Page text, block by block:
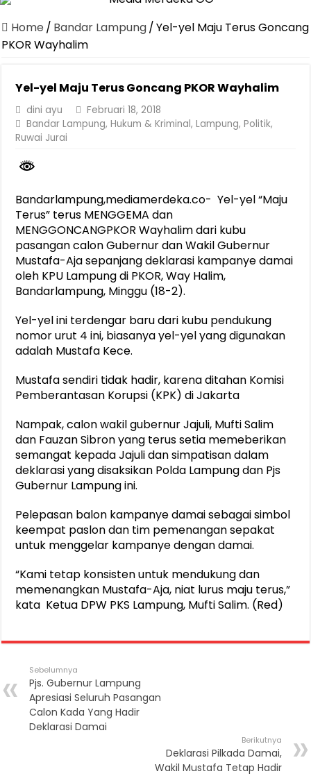
Canangkan Desa TAPIS dan Luncurkan Sekolah Lansia di
Pemprov Lampung Berhasil Kendalikan Inflasi, Jadi Provinsi
Dirut Jasa Raharja Dampingi Wamenhub Tinjau Penanganan
Pastikan Pelayanan Maksimal, Direksi Jasa Raharja Tinjau Korban
Dirut Jasa Raharja Dampingi Wamenhub Tinjau Penanganan
Jasa Raharja Jamin Seluruh Korban Kebakaran KM Mutiara
Purnama Wulan Sari Mirza Buka SiSeSa Roadshow Lampung
Home / Bandar Lampung/Yel-yel Maju Terus Goncang
PKOR Wayhalim
Yel-yel Maju Terus Goncang PKOR Wayhalim
dini ayu
Februari 18, 2018
Bandar Lampung,Hukum & Kriminal,Lampung,Politik,
Ruwai Jurai
Bandarlampung,mediamerdeka.co- Yel-yel “Maju
Terus” terus MENGGEMA dan
MENGGONCANGPKOR Wayhalim dari kubu
pasangan calon Gubernur dan Wakil Gubernur
Mustafa-Aja sepanjang deklarasi kampanye damai
oleh KPU Lampung di PKOR, Way Halim,
Bandarlampung, Minggu (18-2).
Yel-yel ini terdengar baru dari kubu pendukung
nomor urut 4 ini, biasanya yel-yel yang digunakan
adalah Mustafa Kece.
Mustafa sendiri tidak hadir, karena ditahan Komisi
Pemberantasan Korupsi (KPK) di Jakarta
Nampak, calon wakil gubernur Jajuli, Mufti Salim
dan Fauzan Sibron yang terus setia memeberikan
semangat kepada Jajuli dan simpatisan dalam
deklarasi yang disaksikan Polda Lampung dan Pjs
Gubernur Lampung ini.
Pelepasan balon kampanye damai sebagai simbol
keempat paslon dan tim pemenangan sepakat
untuk menggelar kampanye dengan damai.
“Kami tetap konsisten untuk mendukung dan
memenangkan Mustafa-Aja, niat lurus maju terus,”
kata Ketua DPW PKS Lampung, Mufti Salim. (Red)
Sebelumnya
Pjs. Gubernur Lampung
Apresiasi Seluruh Pasangan
Calon Kada Yang Hadir
Deklarasi Damai
Berikutnya
Deklarasi Pilkada Damai,
Wakil Mustafa Tetap Hadir